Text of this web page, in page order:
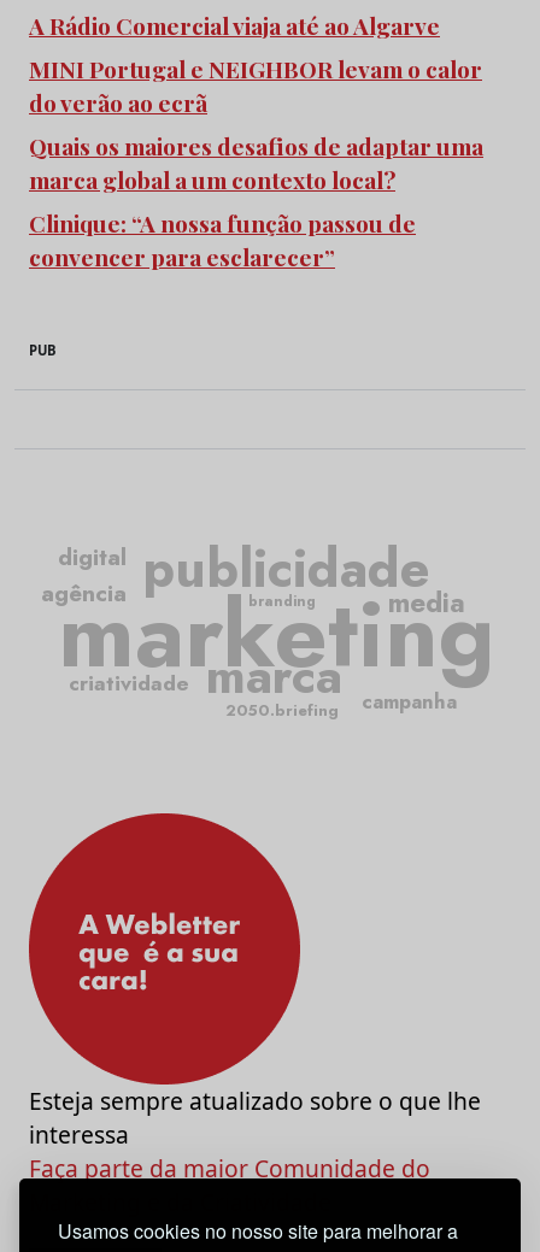
Usamos cookies no nosso site para melhorar a
A Rádio Comercial viaja até ao Algarve
MINI Portugal e NEIGHBOR levam o calor
do verão ao ecrã
Quais os maiores desafios de adaptar uma
marca global a um contexto local?
Clinique: “A nossa função passou de
convencer para esclarecer”
PUB
marketing
publicidade
marca
criatividade
campanha
media
agência
digital
2050.briefing
branding
Esteja sempre atualizado sobre o que lhe
interessa
Faça parte da maior Comunidade do